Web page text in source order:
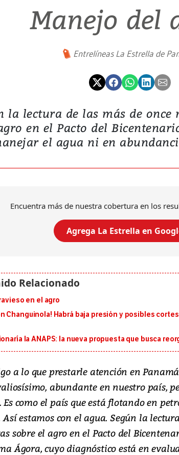
Manejo del
Entrelíneas La Estrella de
la lectura de las más de
en el Pacto del
el agua ni en
Encuentra más de nuestra cobertura en los
Agrega La Estrella en
en el agro
Changuinola! Habrá baja presión y posibles
la ANAPS: la nueva propuesta que busca
a lo que prestarle atención en
abundante en nuestro país,
como el país que está flotando en
estamos con el agua. Según la
sobre el agro en el Pacto del
Ágora, cuyo diagnóstico está en